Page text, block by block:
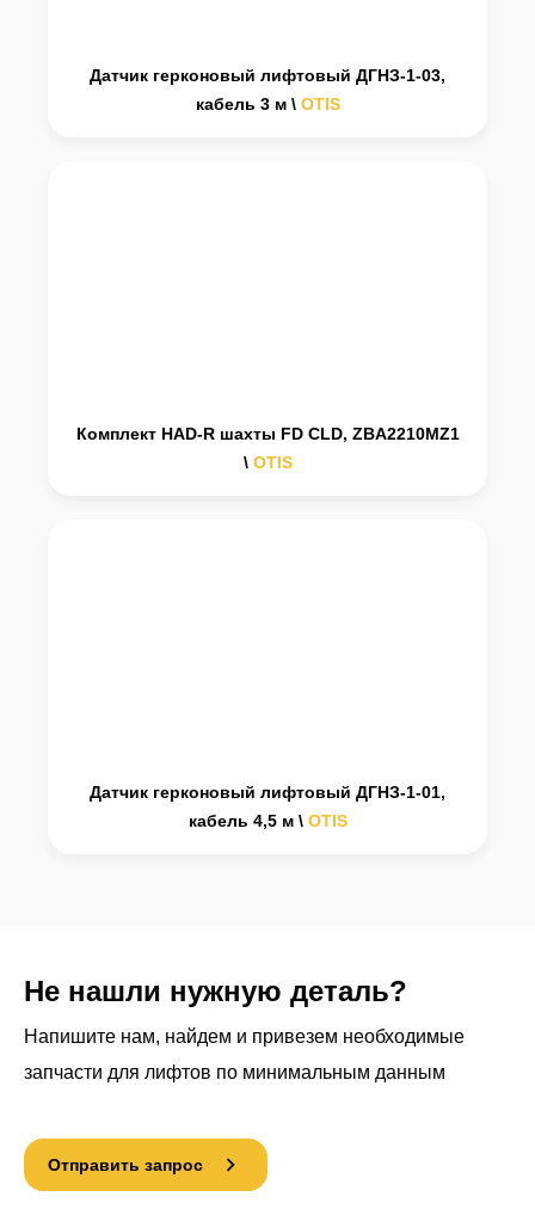
Датчик герконовый лифтовый ДГНЗ-1-03,
кабель 3 м\ OTIS
Комплект HAD-R шахты FD CLD, ZBA2210MZ1
\ OTIS
Датчик герконовый лифтовый ДГНЗ-1-01,
кабель 4,5 м\ OTIS
Не нашли нужную деталь?
Напишите нам, найдем и привезем необходимые
запчасти для лифтов по минимальным данным
Отправить запрос